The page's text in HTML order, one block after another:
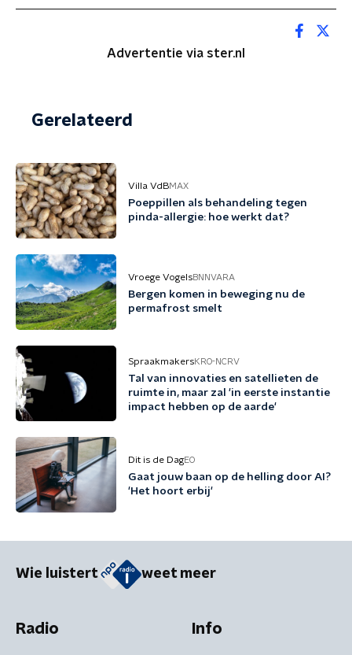
Advertentie via ster.nl
Gerelateerd
Villa VdBMAX
Poeppillen als behandeling tegen
pinda-allergie: hoe werkt dat?
Vroege VogelsBNNVARA
Bergen komen in beweging nu de
permafrost smelt
SpraakmakersKRO-NCRV
Tal van innovaties en satellieten de
ruimte in, maar zal 'in eerste instantie
impact hebben op de aarde'
Dit is de DagEO
Gaat jouw baan op de helling door AI?
'Het hoort erbij'
Wie luistert weet meer
Radio Info